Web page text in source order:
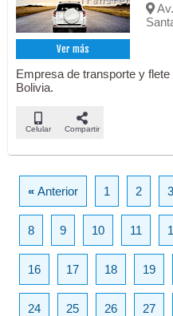
Ver más
Empresa de transporte y
Bolivia.
Celular Compartir
«Anterior 1 2 3
8 9 10 11
16 17 18 19
24 25 26 27